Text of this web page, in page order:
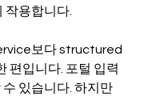
작용합니다.
보다 structured
편입니다. 포털 입력
있습니다. 하지만